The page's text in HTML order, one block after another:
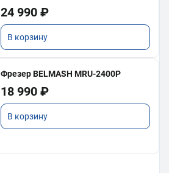
24 990 ₽
В корзину
Фрезер BELMASH MRU-2400P
18 990 ₽
В корзину